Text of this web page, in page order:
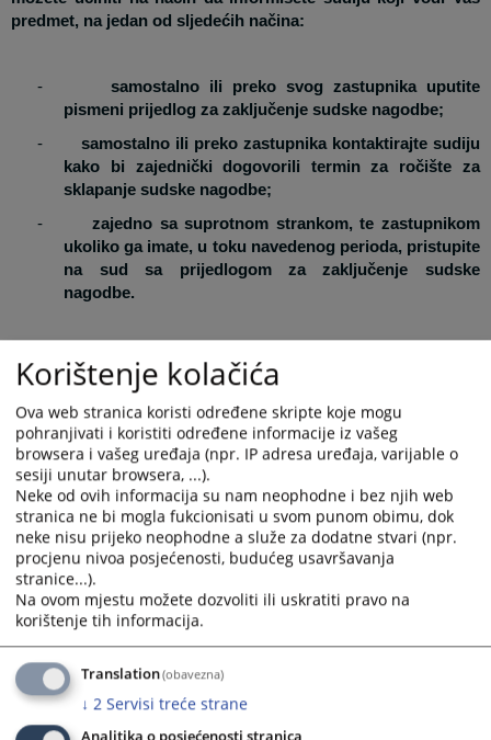
predmet, na jedan od sljedećih načina:
-
samostalno ili preko svog zastupnika uputite
pismeni prijedlog za zaključenje sudske nagodbe;
-
samostalno ili preko zastupnika kontaktirajte sudiju
kako bi zajednički dogovorili termin za ročište za
sklapanje sudske nagodbe;
-
zajedno sa suprotnom strankom, te zastupnikom
ukoliko ga imate, u toku navedenog perioda, pristupite
na sud sa prijedlogom za zaključenje sudske
nagodbe.
Prednosti sudske nagodbe
Sudska nagodba predstavlja:
Kraći i efikasniji postupak
Vaš spor se okončava zaključivanjem sudske nagodbe pred
prvostepenim sudom. Sporazum stranaka se unosi u zapisnik
koji stranke potpisuju. Sudska nagodba ima status izvršne
isprave, bez drugostepenog žalbenog postupka u predmetu.
Jeftiniji postupak
Korištenje kolačića
Ova web stranica koristi određene skripte koje mogu
pohranjivati i koristiti određene informacije iz vašeg
browsera i vašeg uređaja (npr. IP adresa uređaja, varijable o
sesiji unutar browsera, ...).
Neke od ovih informacija su nam neophodne i bez njih web
stranica ne bi mogla fukcionisati u svom punom obimu, dok
neke nisu prijeko neophodne a služe za dodatne stvari (npr.
procjenu nivoa posjećenosti, budućeg usavršavanja
stranice...).
Na ovom mjestu možete dozvoliti ili uskratiti pravo na
korištenje tih informacija.
Translation(obavezna)
↓ 2 Servisi treće strane